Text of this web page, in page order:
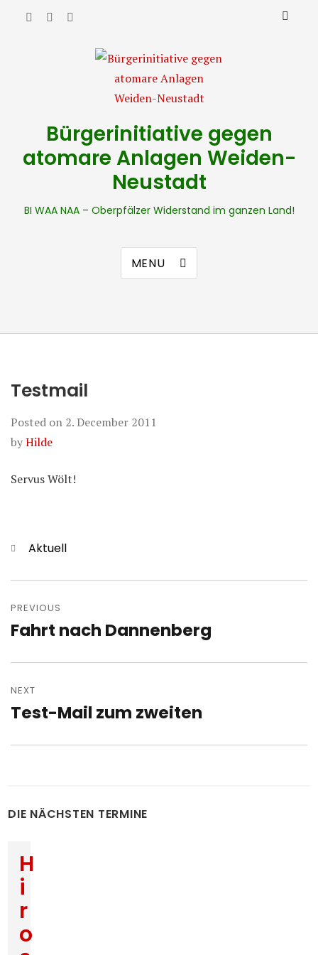
Bürgerinitiative gegen
atomare Anlagen Weiden-
Neustadt
BI WAA NAA – Oberpfälzer Widerstand im ganzen Land!
MENU
Testmail
Posted on 2. December 2011
byHilde
Servus Wölt!
Categories
Aktuell
navigation
PREVIOUS
Previous
Fahrt nach Dannenberg
NEXT
Next
Test-Mail zum zweiten
DIE NÄCHSTEN TERMINE
H
i
r
o